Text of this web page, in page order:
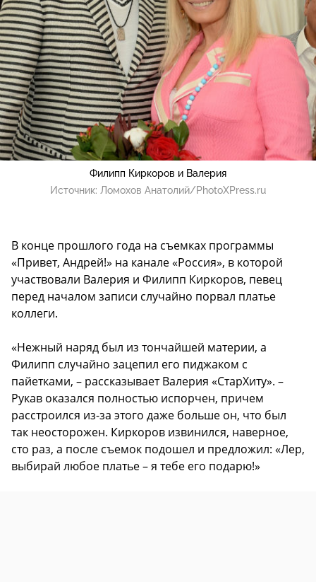
Филипп Киркоров и Валерия
Источник: Ломохов Анатолий/PhotoXPress.ru
В конце прошлого года на съемках программы
«Привет, Андрей!» на канале «Россия», в которой
участвовали Валерия и Филипп Киркоров, певец
перед началом записи случайно порвал платье
коллеги.
«Нежный наряд был из тончайшей материи, а
Филипп случайно зацепил его пиджаком с
пайетками, – рассказывает Валерия «СтарХиту». –
Рукав оказался полностью испорчен, причем
расстроился из-за этого даже больше он, что был
так неосторожен. Киркоров извинился, наверное,
сто раз, а после съемок подошел и предложил: «Лер,
выбирай любое платье – я тебе его подарю!»